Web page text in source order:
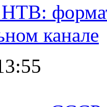
НТВ:
канале